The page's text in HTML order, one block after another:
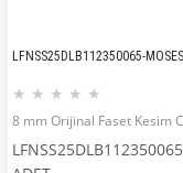
★ ★ ★ ★ ★
LFNSS25DLB112350065